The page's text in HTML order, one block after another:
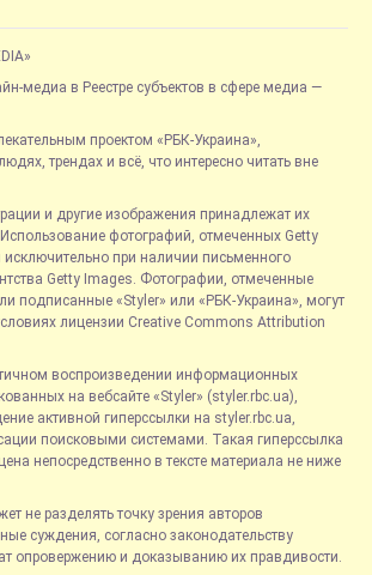
медиа в Реестре субъектов в сфере медиа —
проектом «РБК-Украина»,
трендах и всё, что интересно читать вне
и другие изображения принадлежат их
фотографий, отмеченных Getty
исключительно при наличии письменного
Getty Images. Фотографии, отмеченные
подписанные «Styler» или «РБК-Украина», могут
лицензии Creative Commons Attribution
воспроизведении информационных
на вебсайте «Styler» (styler.rbc.ua),
активной гиперссылки на styler.rbc.ua,
поисковыми системами. Такая гиперссылка
непосредственно в тексте материала не ниже
не разделять точку зрения авторов
суждения, согласно законодательству
опровержению и доказыванию их правдивости.